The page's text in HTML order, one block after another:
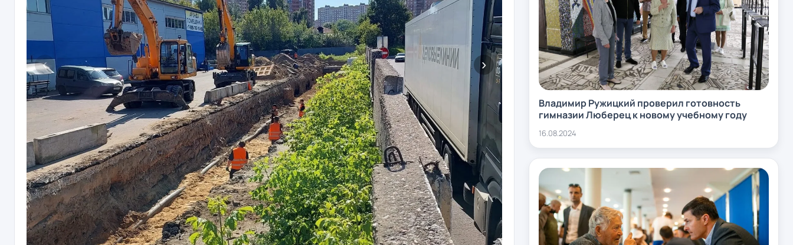
Владимир Ружицкий проверил готовность
гимназии Люберец к новому учебному году
16.08.2024